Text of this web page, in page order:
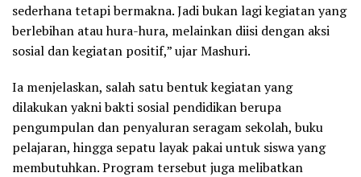
sederhana tetapi bermakna. Jadi bukan lagi kegiatan yang
berlebihan atau hura-hura, melainkan diisi dengan aksi
sosial dan kegiatan positif,” ujar Mashuri.
Ia menjelaskan, salah satu bentuk kegiatan yang
dilakukan yakni bakti sosial pendidikan berupa
pengumpulan dan penyaluran seragam sekolah, buku
pelajaran, hingga sepatu layak pakai untuk siswa yang
membutuhkan. Program tersebut juga melibatkan